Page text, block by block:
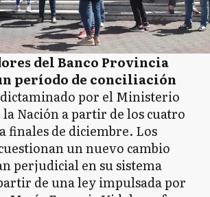
del Banco Provincia
período de conciliación
dictaminado por el Ministerio
Nación a partir de los cuatro
finales de diciembre. Los
un nuevo cambio
perjudicial en su sistema
de una ley impulsada por